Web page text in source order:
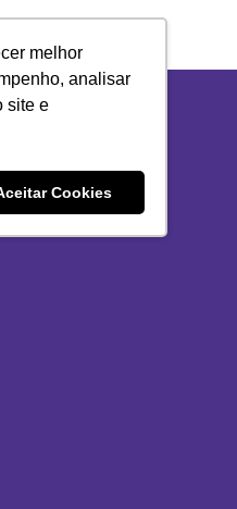
melhor
analisar
site e
Cookies